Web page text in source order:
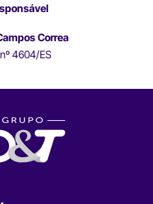
Correa
4604/ES